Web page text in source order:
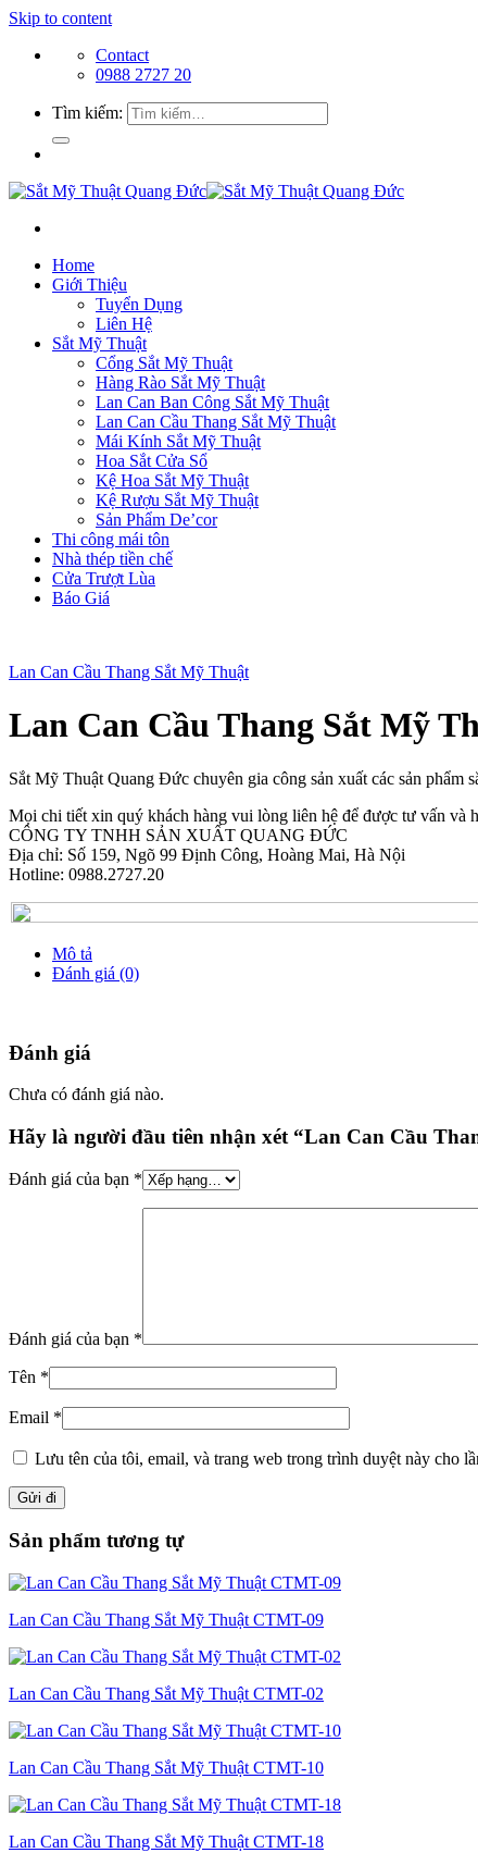
Skip to content
Contact
0988 2727 20
Tìm kiếm:
Home
Giới Thiệu
Tuyển Dụng
Liên Hệ
Sắt Mỹ Thuật
Cổng Sắt Mỹ Thuật
Hàng Rào Sắt Mỹ Thuật
Lan Can Ban Công Sắt Mỹ Thuật
Lan Can Cầu Thang Sắt Mỹ Thuật
Mái Kính Sắt Mỹ Thuật
Hoa Sắt Cửa Sổ
Kệ Hoa Sắt Mỹ Thuật
Kệ Rượu Sắt Mỹ Thuật
Sản Phẩm De’cor
Thi công mái tôn
Nhà thép tiền chế
Cửa Trượt Lùa
Báo Giá
Lan Can Cầu Thang Sắt Mỹ Thuật
Lan Can Cầu Thang Sắt Mỹ
Sắt Mỹ Thuật Quang Đức chuyên gia công sản xuất các sản
Mọi chi tiết xin quý khách hàng vui lòng liên hệ để được tư vấn và
CÔNG TY TNHH SẢN XUẤT QUANG ĐỨC
Địa chỉ: Số 159, Ngõ 99 Định Công, Hoàng Mai, Hà Nội
Hotline: 0988.2727.20
Mô tả
Đánh giá (0)
Đánh giá
Chưa có đánh giá nào.
Hãy là người đầu tiên nhận xét “Lan Can Cầu
Đánh giá của bạn *
Đánh giá của bạn *
Tên *
Email *
Lưu tên của tôi, email, và trang web trong trình duyệt này cho
Sản phẩm tương tự
Lan Can Cầu Thang Sắt Mỹ Thuật CTMT-09
Lan Can Cầu Thang Sắt Mỹ Thuật CTMT-02
Lan Can Cầu Thang Sắt Mỹ Thuật CTMT-10
Lan Can Cầu Thang Sắt Mỹ Thuật CTMT-18